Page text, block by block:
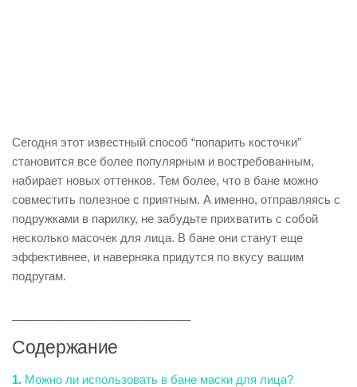
Сегодня этот известный способ “попарить косточки”
становится все более популярным и востребованным,
набирает новых оттенков. Тем более, что в бане можно
совместить полезное с приятным. А именно, отправляясь с
подружками в парилку, не забудьте прихватить с собой
несколько масочек для лица. В бане они станут еще
эффективнее, и наверняка придутся по вкусу вашим
подругам.
Содержание
1. Можно ли использовать в бане маски для лица?